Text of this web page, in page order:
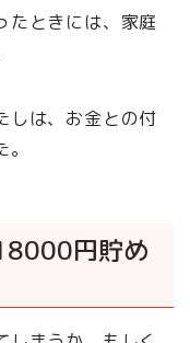
たときには、家庭
しは、お金との付
円貯め